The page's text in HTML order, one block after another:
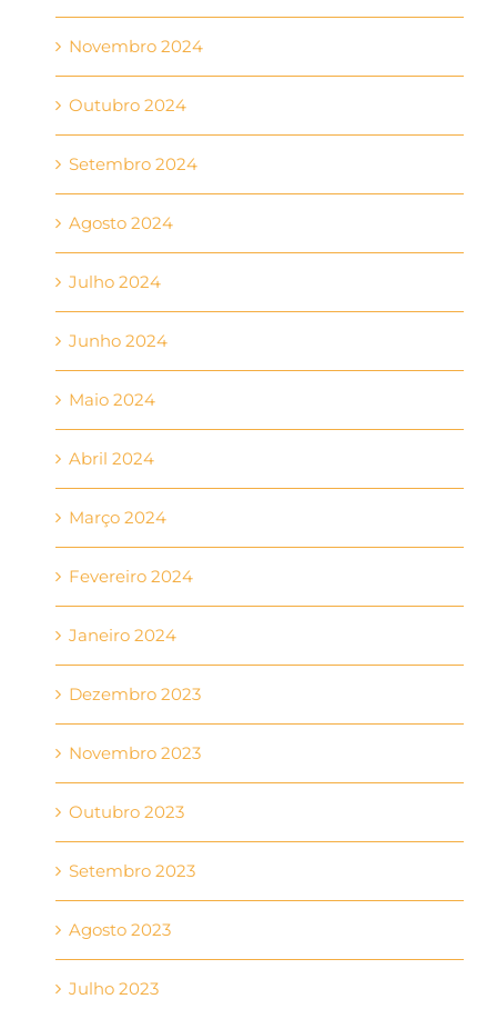
Novembro 2024
Outubro 2024
Setembro 2024
Agosto 2024
Julho 2024
Junho 2024
Maio 2024
Abril 2024
Março 2024
Fevereiro 2024
Janeiro 2024
Dezembro 2023
Novembro 2023
Outubro 2023
Setembro 2023
Agosto 2023
Julho 2023